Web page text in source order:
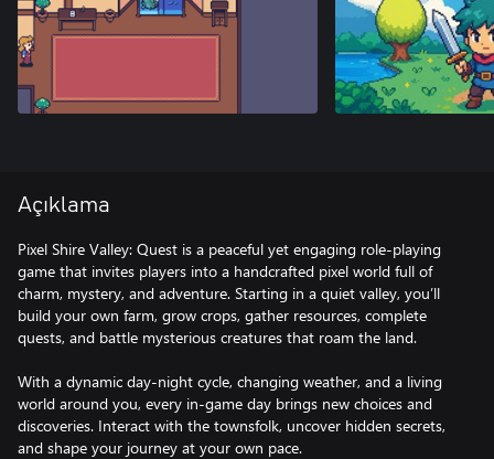
Açıklama
Pixel Shire Valley: Quest is a peaceful yet engaging role-playing
game that invites players into a handcrafted pixel world full of
charm, mystery, and adventure. Starting in a quiet valley, you’ll
build your own farm, grow crops, gather resources, complete
quests, and battle mysterious creatures that roam the land.
With a dynamic day-night cycle, changing weather, and a living
world around you, every in-game day brings new choices and
discoveries. Interact with the townsfolk, uncover hidden secrets,
and shape your journey at your own pace.